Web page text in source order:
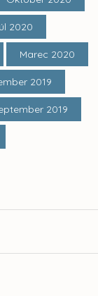
2020
Marec 2020
2019
2019